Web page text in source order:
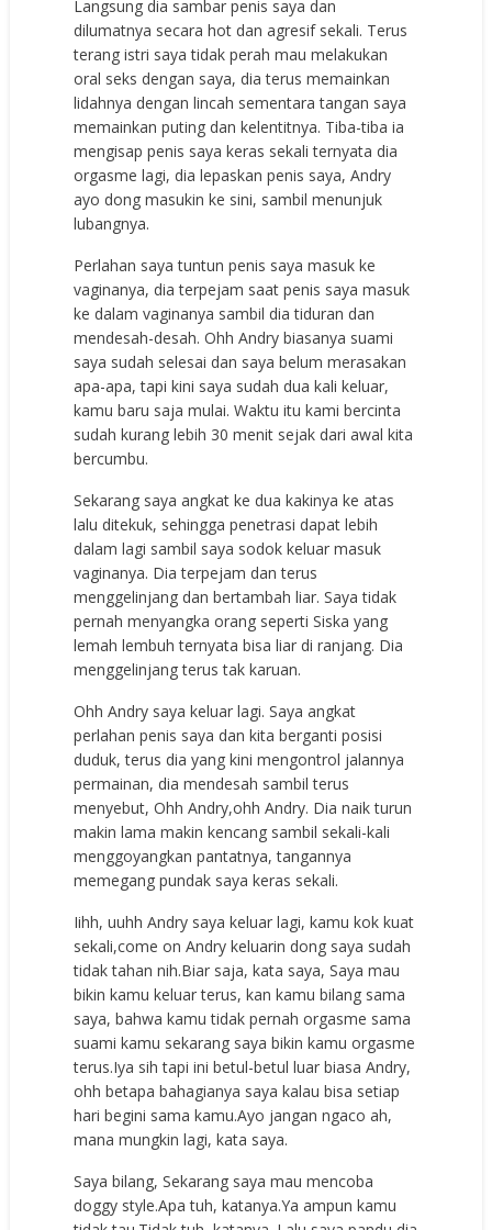
Langsung dia sambar penis saya dan
dilumatnya secara hot dan agresif sekali. Terus
terang istri saya tidak perah mau melakukan
oral seks dengan saya, dia terus memainkan
lidahnya dengan lincah sementara tangan saya
memainkan puting dan kelentitnya. Tiba-tiba ia
mengisap penis saya keras sekali ternyata dia
orgasme lagi, dia lepaskan penis saya, Andry
ayo dong masukin ke sini, sambil menunjuk
lubangnya.
Perlahan saya tuntun penis saya masuk ke
vaginanya, dia terpejam saat penis saya masuk
ke dalam vaginanya sambil dia tiduran dan
mendesah-desah. Ohh Andry biasanya suami
saya sudah selesai dan saya belum merasakan
apa-apa, tapi kini saya sudah dua kali keluar,
kamu baru saja mulai. Waktu itu kami bercinta
sudah kurang lebih 30 menit sejak dari awal kita
bercumbu.
Sekarang saya angkat ke dua kakinya ke atas
lalu ditekuk, sehingga penetrasi dapat lebih
dalam lagi sambil saya sodok keluar masuk
vaginanya. Dia terpejam dan terus
menggelinjang dan bertambah liar. Saya tidak
pernah menyangka orang seperti Siska yang
lemah lembuh ternyata bisa liar di ranjang. Dia
menggelinjang terus tak karuan.
Ohh Andry saya keluar lagi. Saya angkat
perlahan penis saya dan kita berganti posisi
duduk, terus dia yang kini mengontrol jalannya
permainan, dia mendesah sambil terus
menyebut, Ohh Andry,ohh Andry. Dia naik turun
makin lama makin kencang sambil sekali-kali
menggoyangkan pantatnya, tangannya
memegang pundak saya keras sekali.
Iihh, uuhh Andry saya keluar lagi, kamu kok kuat
sekali,come on Andry keluarin dong saya sudah
tidak tahan nih.Biar saja, kata saya, Saya mau
bikin kamu keluar terus, kan kamu bilang sama
saya, bahwa kamu tidak pernah orgasme sama
suami kamu sekarang saya bikin kamu orgasme
terus.Iya sih tapi ini betul-betul luar biasa Andry,
ohh betapa bahagianya saya kalau bisa setiap
hari begini sama kamu.Ayo jangan ngaco ah,
mana mungkin lagi, kata saya.
Saya bilang, Sekarang saya mau mencoba
doggy style.Apa tuh, katanya.Ya ampun kamu